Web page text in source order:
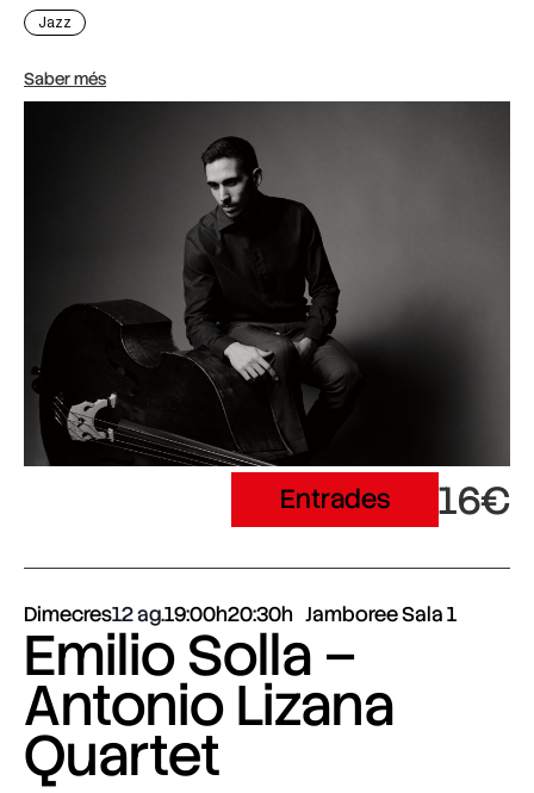
Jazz
Saber més
Entrades 16€
Dimecres12 ag.19:00h20:30h Jamboree Sala 1
Emilio Solla –
Antonio Lizana
Quartet